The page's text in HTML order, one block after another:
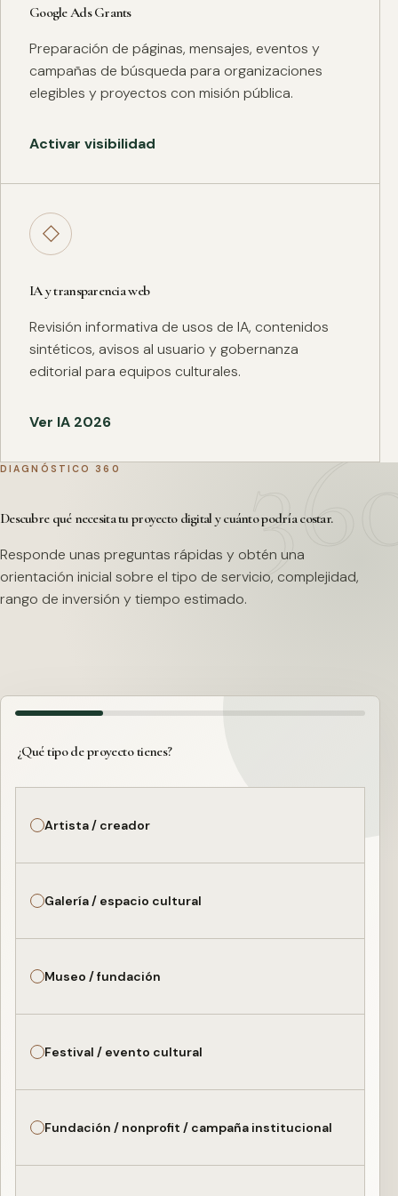
Google Ads Grants
Preparación de páginas, mensajes, eventos y
campañas de búsqueda para organizaciones
elegibles y proyectos con misión pública.
Activar visibilidad
◇
IA y transparencia web
Revisión informativa de usos de IA, contenidos
sintéticos, avisos al usuario y gobernanza
editorial para equipos culturales.
Ver IA 2026
DIAGNÓSTICO 360
Descubre qué necesita tu proyecto digital y cuánto podría costar.
Responde unas preguntas rápidas y obtén una
orientación inicial sobre el tipo de servicio, complejidad,
rango de inversión y tiempo estimado.
¿Qué tipo de proyecto tienes?
Artista / creador
Galería / espacio cultural
Museo / fundación
Festival / evento cultural
Fundación / nonprofit / campaña institucional